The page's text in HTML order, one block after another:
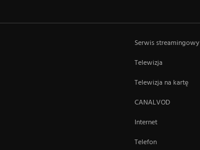
Serwis streamingowy
Telewizja
Telewizja na kartę
CANALVOD
Internet
Telefon